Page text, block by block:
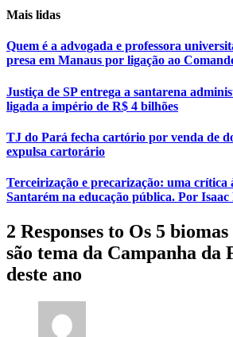
Mais lidas
Quem é a advogada e professora
presa em Manaus por ligação ao
Justiça de SP entrega a santarena
ligada a império de R$ 4 bilhões
TJ do Pará fecha cartório por venda de
expulsa cartorário
Terceirização e precarização: uma crítica
Santarém na educação pública. Por Isaac
2 Responses to Os 5
são tema da Campanha da
deste ano